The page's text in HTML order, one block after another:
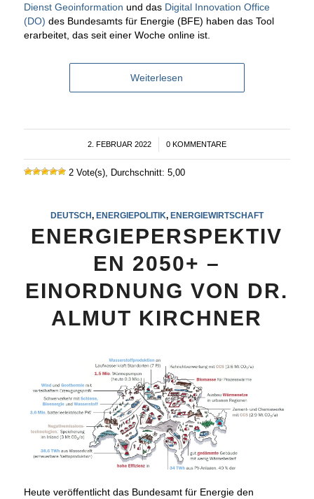
Dienst Geoinformation und das Digital Innovation Office
(DO) des Bundesamts für Energie (BFE) haben das Tool
erarbeitet, das seit einer Woche online ist.
Weiterlesen
2. FEBRUAR 2022
/ 0 KOMMENTARE
2 Vote(s), Durchschnitt: 5,00
DEUTSCH, ENERGIEPOLITIK, ENERGIEWIRTSCHAFT
ENERGIEPERSPEKTIV
EN 2050+ –
EINORDNUNG VON DR.
ALMUT KIRCHNER
Heute veröffentlicht das Bundesamt für Energie den